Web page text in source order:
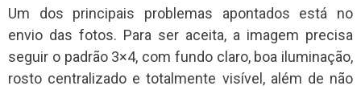
Um dos principais problemas apontados está no
envio das fotos. Para ser aceita, a imagem precisa
seguir o padrão 3×4, com fundo claro, boa iluminação,
rosto centralizado e totalmente visível, além de não